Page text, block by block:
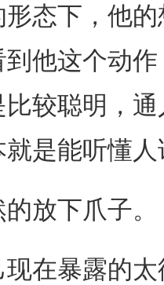
下，他的
他这个动
较聪明，
是能听懂人
下爪子。
暴露的太